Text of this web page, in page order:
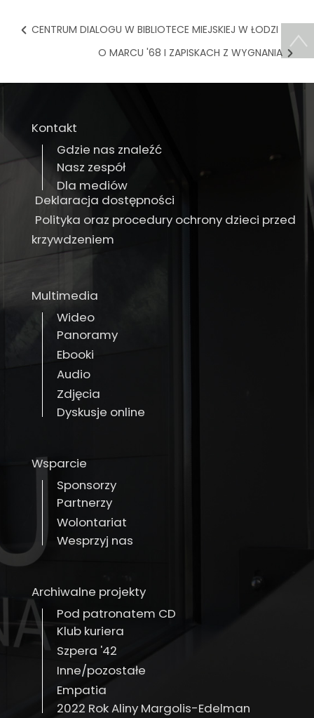
CENTRUM DIALOGU W BIBLIOTECE MIEJSKIEJ W ŁODZI
O MARCU '68 I ZAPISKACH Z WYGNANIA
Kontakt
Gdzie nas znaleźć
Nasz zespół
Dla mediów
Deklaracja dostępności
Polityka oraz procedury ochrony dzieci przed
krzywdzeniem
Multimedia
Wideo
Panoramy
Ebooki
Audio
Zdjęcia
Dyskusje online
Wsparcie
Sponsorzy
Partnerzy
Wolontariat
Wesprzyj nas
Archiwalne projekty
Pod patronatem CD
Klub kuriera
Szpera '42
Inne/pozostałe
Empatia
2022 Rok Aliny Margolis-Edelman